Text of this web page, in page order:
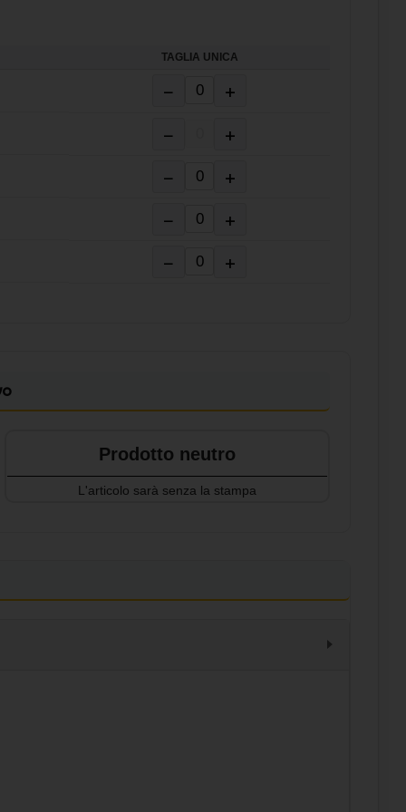
TAGLIA UNICA
− +
− +
− +
− +
− +
Prodotto neutro
L'articolo sarà senza la stampa